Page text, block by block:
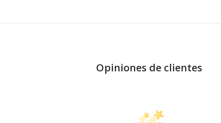
Opiniones de clientes